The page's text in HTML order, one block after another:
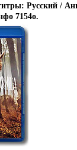
Русский /
7154o.